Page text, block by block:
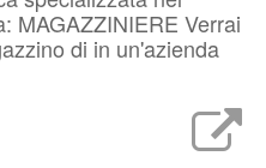
MAGAZZINIERE Verrai
di in un'azienda